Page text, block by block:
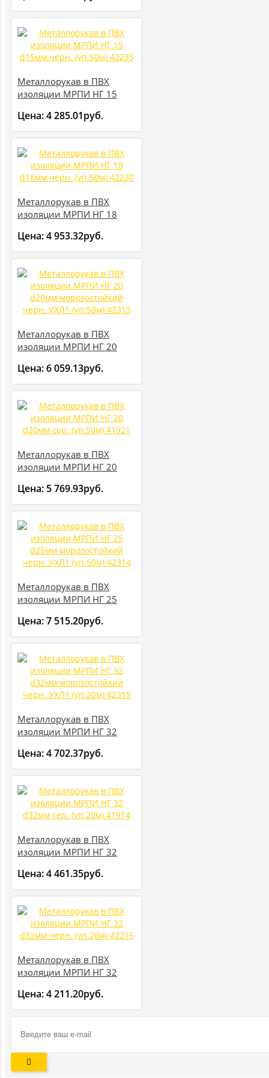
Металлорукав в ПВХ
изоляции МРПИ НГ 15
42235
Цена:4 285.01руб.
Металлорукав в ПВХ
изоляции МРПИ НГ 18
42230
Цена:4 953.32руб.
Металлорукав в ПВХ
изоляции МРПИ НГ 20
черн. УХЛ1 (уп.50м) 42313
Цена:6 059.13руб.
Металлорукав в ПВХ
изоляции МРПИ НГ 20
Цена: 5 769.93руб.
Металлорукав в ПВХ
изоляции МРПИ НГ 25
черн. УХЛ1 (уп.50м) 42314
Цена:7 515.20руб.
Металлорукав в ПВХ
изоляции МРПИ НГ 32
черн. УХЛ1 (уп.20м) 42315
Цена:4 702.37руб.
Металлорукав в ПВХ
изоляции МРПИ НГ 32
Цена:4 461.35руб.
Металлорукав в ПВХ
изоляции МРПИ НГ 32
42215
Цена:4 211.20руб.